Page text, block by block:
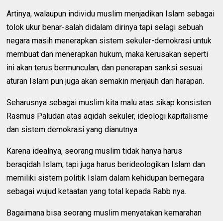
Artinya, walaupun individu muslim menjadikan Islam sebagai
tolok ukur benar-salah didalam dirinya tapi selagi sebuah
negara masih menerapkan sistem sekuler-demokrasi untuk
membuat dan menerapkan hukum, maka kerusakan seperti
ini akan terus bermunculan, dan penerapan sanksi sesuai
aturan Islam pun juga akan semakin menjauh dari harapan.
Seharusnya sebagai muslim kita malu atas sikap konsisten
Rasmus Paludan atas aqidah sekuler, ideologi kapitalisme
dan sistem demokrasi yang dianutnya.
Karena idealnya, seorang muslim tidak hanya harus
beraqidah Islam, tapi juga harus berideologikan Islam dan
memiliki sistem politik Islam dalam kehidupan bernegara
sebagai wujud ketaatan yang total kepada Rabb nya.
Bagaimana bisa seorang muslim menyatakan kemarahan